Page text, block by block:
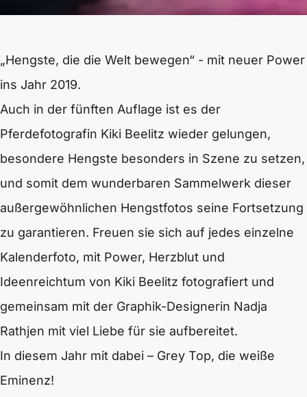
„Hengste, die die Welt bewegen“ - mit neuer Power
ins Jahr 2019.
Auch in der fünften Auflage ist es der
Pferdefotografin Kiki Beelitz wieder gelungen,
besondere Hengste besonders in Szene zu setzen,
und somit dem wunderbaren Sammelwerk dieser
außergewöhnlichen Hengstfotos seine Fortsetzung
zu garantieren. Freuen sie sich auf jedes einzelne
Kalenderfoto, mit Power, Herzblut und
Ideenreichtum von Kiki Beelitz fotografiert und
gemeinsam mit der Graphik-Designerin Nadja
Rathjen mit viel Liebe für sie aufbereitet.
In diesem Jahr mit dabei – Grey Top, die weiße
Eminenz!